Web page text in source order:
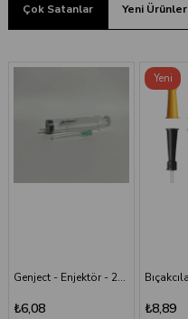
Çok Satanlar Yeni Ürünler
Genject - Enjektör - 20 cc 38 mm- 3P - Yeşil İğneli
₺6,08 ₺8,89
Yeni
Ürün